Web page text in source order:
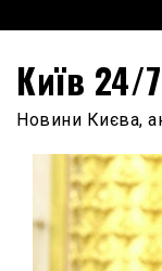
to
Київ 24/7
Новини Києва,